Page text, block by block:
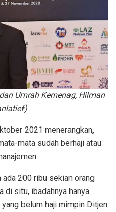
Umrah Kemenag, Hilman
2021 menerangkan,
mata sudah berhaji atau
ada 200 ribu sekian orang
di situ, ibadahnya hanya
belum haji mimpin Ditjen